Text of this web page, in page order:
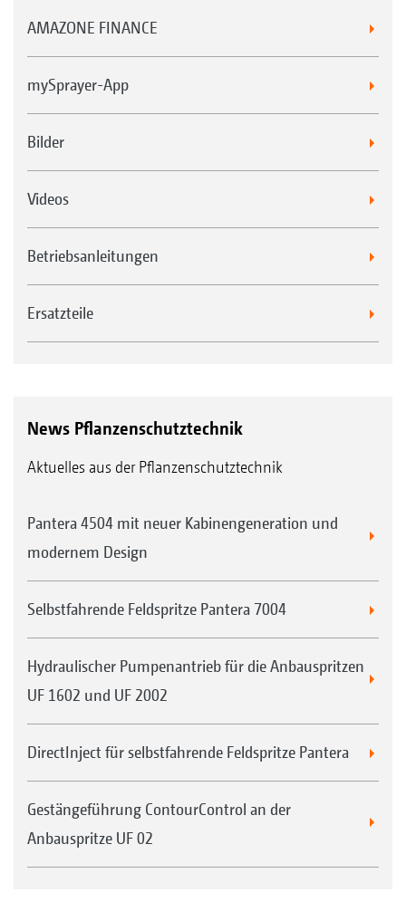
AMAZONE FINANCE
mySprayer-App
Bilder
Videos
Betriebsanleitungen
Ersatzteile
News Pflanzenschutztechnik
Aktuelles aus der Pflanzenschutztechnik
Pantera 4504 mit neuer Kabinengeneration und
modernem Design
Selbstfahrende Feldspritze Pantera 7004
Hydraulischer Pumpenantrieb für die Anbauspritzen
UF 1602 und UF 2002
DirectInject für selbstfahrende Feldspritze Pantera
Gestängeführung ContourControl an der
Anbauspritze UF 02